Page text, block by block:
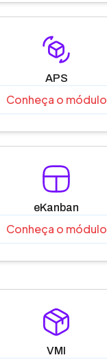
APS
Conheça o módulo
eKanban
Conheça o módulo
VMI